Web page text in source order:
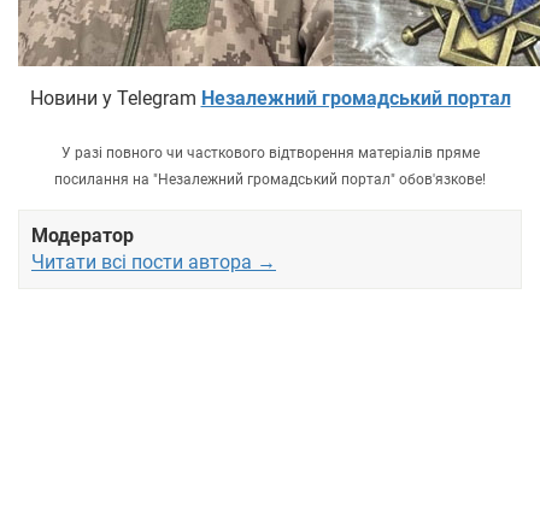
Новини у Telegram Незалежний громадський портал
У разі повного чи часткового відтворення матеріалів пряме
посилання на "Незалежний громадський портал" обов'язкове!
Модератор
Читати всі пости автора →